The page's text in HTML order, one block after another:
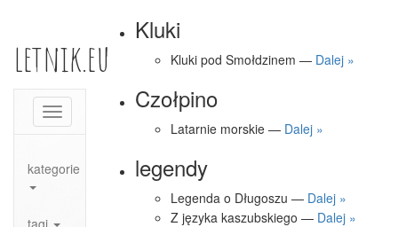
letnik.eu
Toggle
navigation
kategorie
tagi
Kluki
Kluki pod Smołdzinem — Dalej »
Czołpino
Latarnie morskie — Dalej »
legendy
Legenda o Długoszu — Dalej »
Z języka kaszubskiego — Dalej »